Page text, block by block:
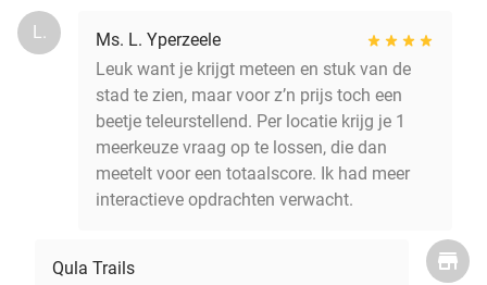
L.
Ms. L. Yperzeele
Leuk want je krijgt meteen en stuk van de
stad te zien, maar voor z’n prijs toch een
beetje teleurstellend. Per locatie krijg je 1
meerkeuze vraag op te lossen, die dan
meetelt voor een totaalscore. Ik had meer
interactieve opdrachten verwacht.
Qula Trails